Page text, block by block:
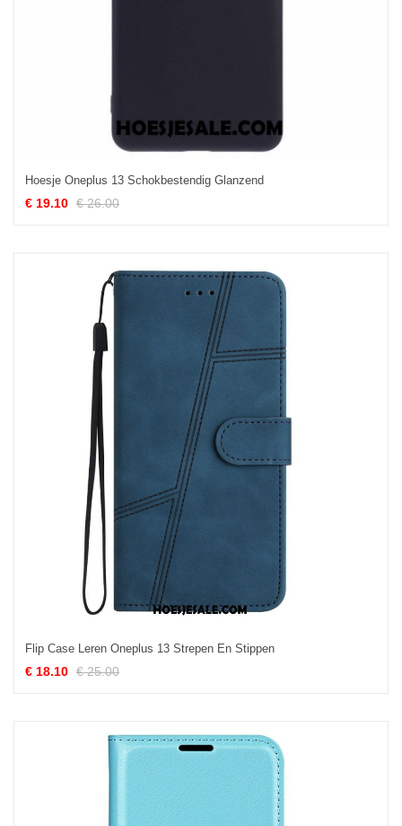
Hoesje Oneplus 13 Schokbestendig Glanzend
€ 19.10 € 26.00
Flip Case Leren Oneplus 13 Strepen En Stippen
€ 18.10 € 25.00